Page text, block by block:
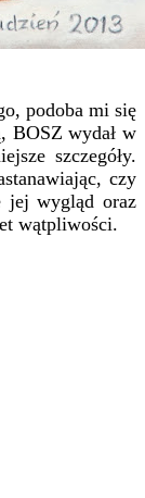
podoba mi się
BOSZ wydał w
szczegóły.
czy
jej wygląd oraz
wątpliwości.